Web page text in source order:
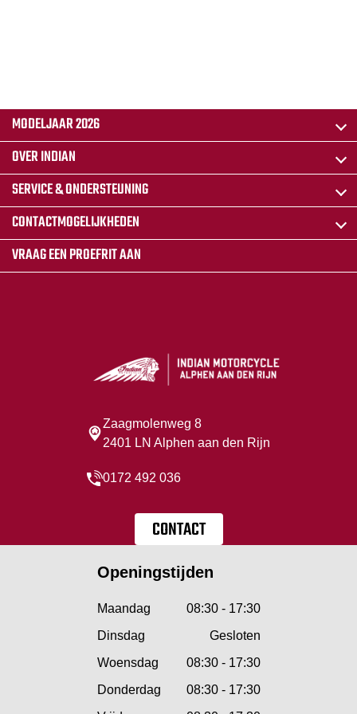
MODELJAAR 2026
OVER INDIAN
SERVICE & ONDERSTEUNING
CONTACTMOGELIJKHEDEN
VRAAG EEN PROEFRIT AAN
Zaagmolenweg 8
2401 LN Alphen aan den Rijn
0172 492 036
CONTACT
Openingstijden
Maandag
08:30 - 17:30
Dinsdag
Gesloten
Woensdag
08:30 - 17:30
Donderdag
08:30 - 17:30